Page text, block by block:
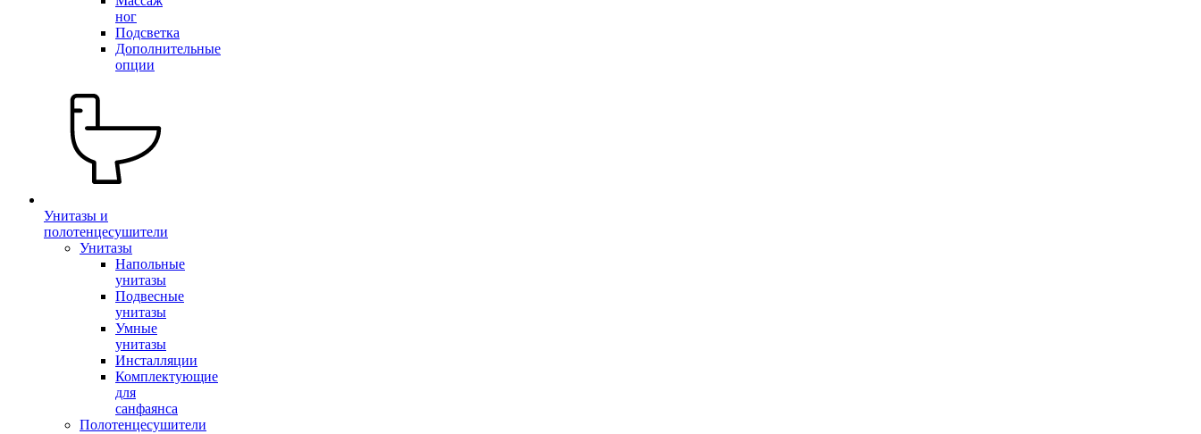
ног
Подсветка
Дополнительные
опции
Унитазы и
полотенцесушители
Унитазы
Напольные
унитазы
Подвесные
унитазы
Умные
унитазы
Инсталляции
Комплектующие
для
санфаянса
Полотенцесушители